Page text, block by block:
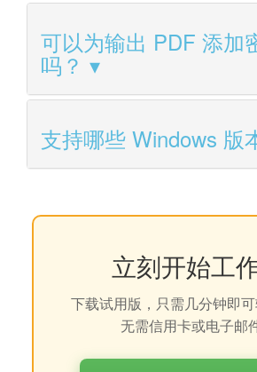
可以为输出 PDF 添加
吗？
支持哪些 Windows 版
立刻开始工
下载试用版，只需几分钟即可
无需信用卡或电子邮